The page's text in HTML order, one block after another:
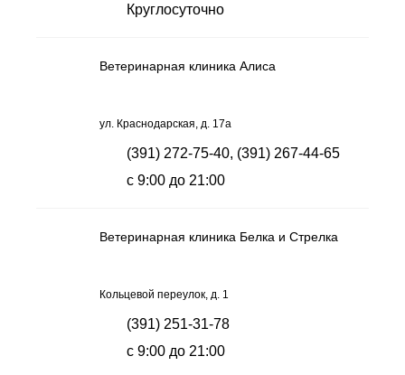
Круглосуточно
Ветеринарная клиника Алиса
ул. Краснодарская, д. 17а
(391) 272-75-40, (391) 267-44-65
с 9:00 до 21:00
Ветеринарная клиника Белка и Стрелка
Кольцевой переулок, д. 1
(391) 251-31-78
с 9:00 до 21:00